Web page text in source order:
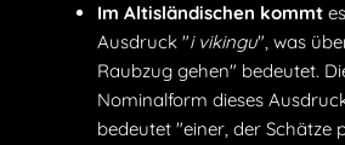
Im Altisländischen kommt
Ausdruck "i vikingu", was
Raubzug gehen" bedeutet.
Nominalform dieses
bedeutet "einer, der Schätze